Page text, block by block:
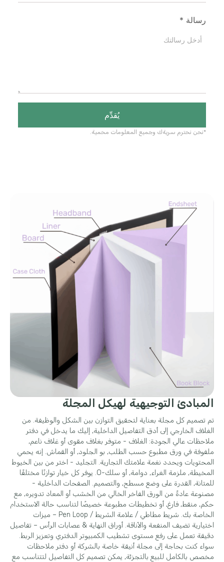
رسالة *
يُقدِّم
*نحن نحترم سريةك وجميع المعلومات محمية.
المبادئ التوجيهية لهيكل المجلة
تم تصميم كل مجلة بعناية لتحقيق التوازن بين الشكل والوظيفة. من
الغلاف الخارجي إلى أدق التفاصيل الداخلية, إليك ما يدخل في دفتر
ملاحظات عالي الجودة: الغلاف - متوفر بغلاف مقوى أو غلاف ناعم,
ملفوفة في ورق مطبوع حسب الطلب, بو الجلود, أو القماش. إنه يحمي
المحتويات ويحدد نغمة علامتك التجارية. التجليد - اختر من بين الخيوط
المخيطة, ملزمة الغراء, دوامة, أو سلك-O. يوفر كل خيار توازنًا مختلفًا
للمتانة, القدرة على وضع مسطح, والتصميم. الصفحات الداخلية -
مصنوعة عادةً من الورق الفاخر الخالي من الخشب أو المعاد تدويره, مع
حكم, منقط, فارغ, أو تخطيطات مطبوعة خصيصًا لتناسب حالة الاستخدام
الخاصة بك. شريط مطاطي / علامة الشريط / Pen Loop – ميزات
اختيارية تضيف المنفعة والأناقة. أوراق النهاية & عصابات الرأس – تفاصيل
دقيقة تعمل على رفع مستوى تشطيب الكمبيوتر الدفتري وتعزيز الربط.
سواء كنت بحاجة إلى مجلة أنيقة خاصة بالشركة أو دفتر ملاحظات
مخصص بالكامل للبيع بالتجزئة, يمكن تصميم كل التفاصيل لتتناسب مع